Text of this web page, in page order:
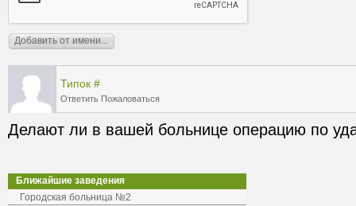
Типок #
Ответить Пожаловаться
Делают ли в вашей больнице операцию по
Ближайшие заведения
Городская больница №2